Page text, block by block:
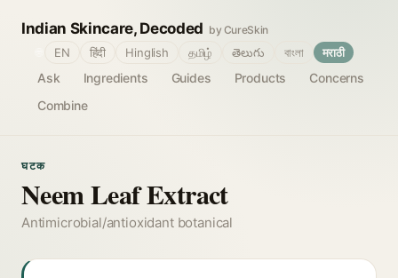
Indian Skincare, Decoded by CureSkin
Ask Ingredients Guides Products
Concerns
Combine
EN हिंदी Hinglish தமிழ் తెలుగు বাংলা मराठी
घटक
Neem Leaf Extract
Antimicrobial/antioxidant botanical